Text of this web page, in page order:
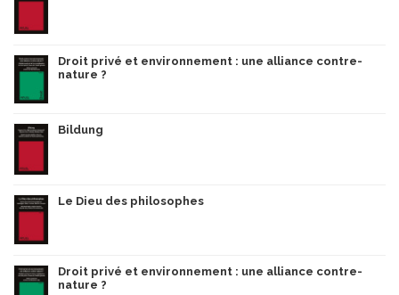
Droit privé et environnement : une alliance contre-
nature ?
Bildung
Le Dieu des philosophes
Droit privé et environnement : une alliance contre-
nature ?